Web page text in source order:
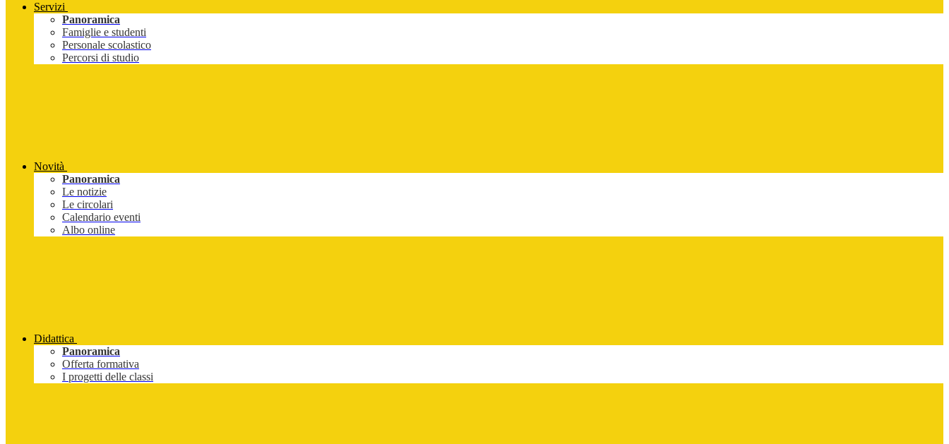
Servizi
Panoramica
Famiglie e studenti
Personale scolastico
Percorsi di studio
Novità
Panoramica
Le notizie
Le circolari
Calendario eventi
Albo online
Didattica
Panoramica
Offerta formativa
I progetti delle classi